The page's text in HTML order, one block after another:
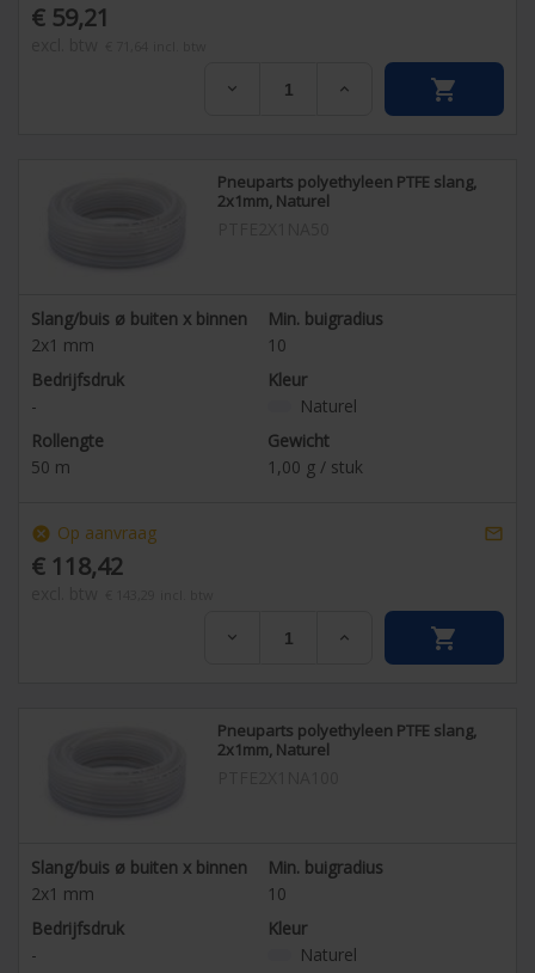
€ 59,21
 
Pneuparts polyethyleen PTFE slang,
2x1mm, Naturel
Slang/buis ø buiten x binnen
2x1 mm
Min. buigradius
10
Bedrijfsdruk
-
Kleur
Naturel
Rollengte
50 m
Gewicht
1,00 g / stuk

cancel Op aanvraag
€ 118,42
 
Pneuparts polyethyleen PTFE slang,
2x1mm, Naturel
Slang/buis ø buiten x binnen
2x1 mm
Min. buigradius
10
Bedrijfsdruk
-
Kleur
Naturel